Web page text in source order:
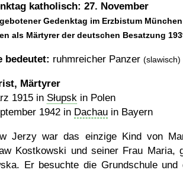
katholisch: 27. November
Gedenktag im Erzbistum
als Märtyrer der deutschen Besatzung
bedeutet: ruhmreicher Panzer (slawisch)
Märtyrer
1915 in Słupsk in Polen
1942 in Dachau in Bayern
Jerzy war das einzige Kind von
Kostkowski und seiner Frau Maria,
Er besuchte die Grundschule und